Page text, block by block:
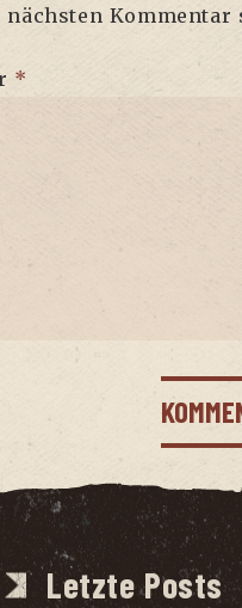
Kommentar
*
Letzte Posts